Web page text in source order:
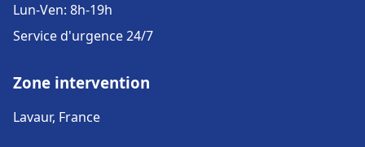
Lun-Ven: 8h-19h
Service d'urgence 24/7
Zone intervention
Lavaur, France